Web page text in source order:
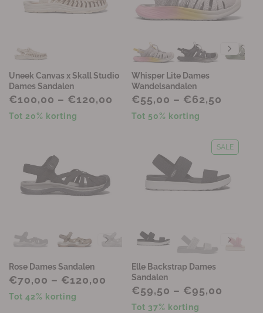
Uneek Canvas x Skall Studio
Dames Sandalen
€100,00 – €120,00
Tot 20% korting
Whisper Lite Dames
Wandelsandalen
€55,00 – €62,50
Tot 50% korting
Rose Dames Sandalen
€70,00 – €120,00
Tot 42% korting
SALE
Elle Backstrap Dames
Sandalen
€59,50 – €95,00
Tot 37% korting